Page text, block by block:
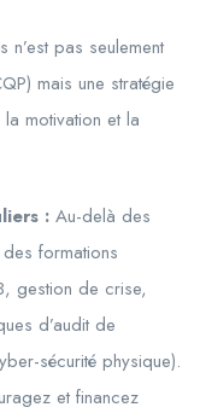
pas seulement
mais une stratégie
motivation et la
: Au-delà des
formations
gestion de crise,
d’audit de
sécurité physique).
et financez